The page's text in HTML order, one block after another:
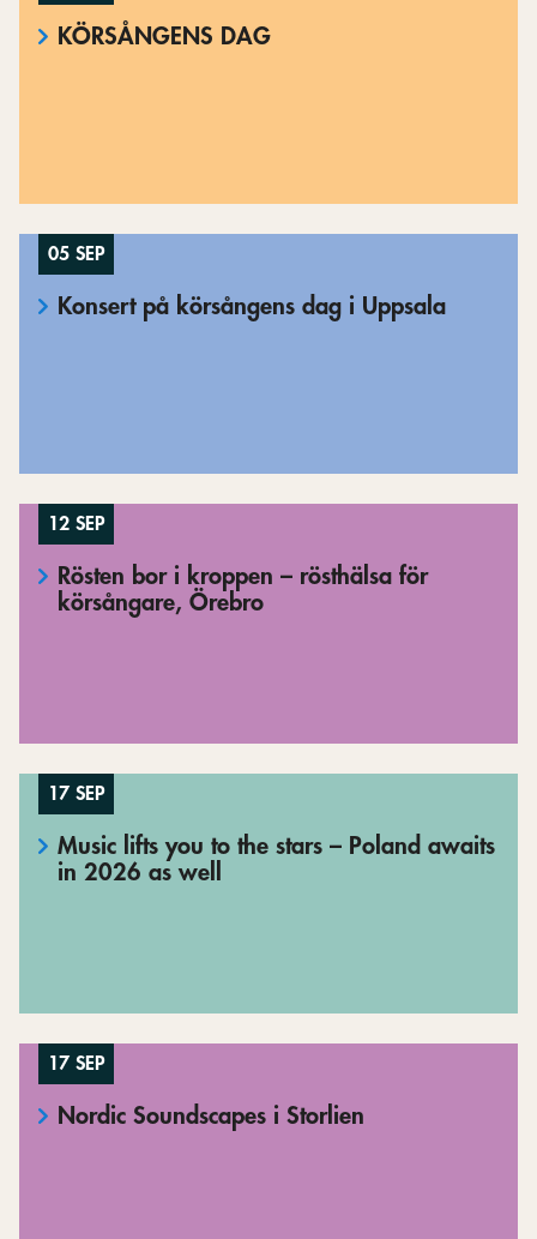
KÖRSÅNGENS DAG
05 SEP
Konsert på körsångens dag i Uppsala
12 SEP
Rösten bor i kroppen – rösthälsa för
körsångare, Örebro
17 SEP
Music lifts you to the stars – Poland awaits
in 2026 as well
17 SEP
Nordic Soundscapes i Storlien